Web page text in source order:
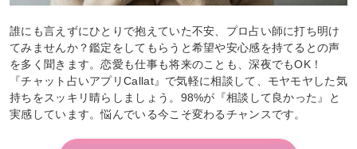
誰にも言えずにひとりで抱えていた不安、プロ占い師に打ち明け
てみませんか？鑑定をしてもらうと希望や安心感を持てるとの声
を多く聞きます。恋愛も仕事も将来のことも、深夜でもOK！
『チャット占いアプリCallat』で気軽に相談して、モヤモヤした気
持ちをスッキリ晴らしましょう。98%が『相談して良かった』と
実感しています。悩んでいる今こそ変わるチャンスです。